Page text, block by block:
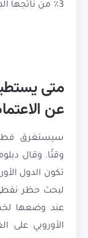
3٪ من ناتجها المحلي الإجمالي.
متى
عن
سيستغرق
وقتًا. وقال
تكون الدول
لبحث حظر
الأوروبي على